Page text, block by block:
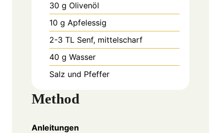
30 g Olivenöl
10 g Apfelessig
2-3 TL Senf, mittelscharf
40 g Wasser
Salz und Pfeffer
Method
Anleitungen